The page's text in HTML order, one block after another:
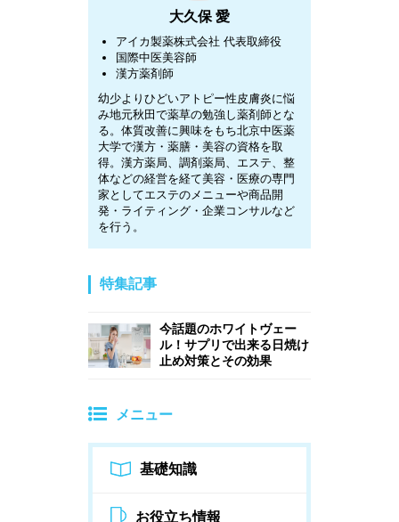
大久保 愛
アイカ製薬株式会社 代表取締役
国際中医美容師
漢方薬剤師
幼少よりひどいアトピー性皮膚炎に悩
み地元秋田で薬草の勉強し薬剤師とな
る。体質改善に興味をもち北京中医薬
大学で漢方・薬膳・美容の資格を取
得。漢方薬局、調剤薬局、エステ、整
体などの経営を経て美容・医療の専門
家としてエステのメニューや商品開
発・ライティング・企業コンサルなど
を行う。
特集記事
今話題のホワイトヴェー
ル！サプリで出来る日焼け
止め対策とその効果
メニュー
基礎知識
お役立ち情報